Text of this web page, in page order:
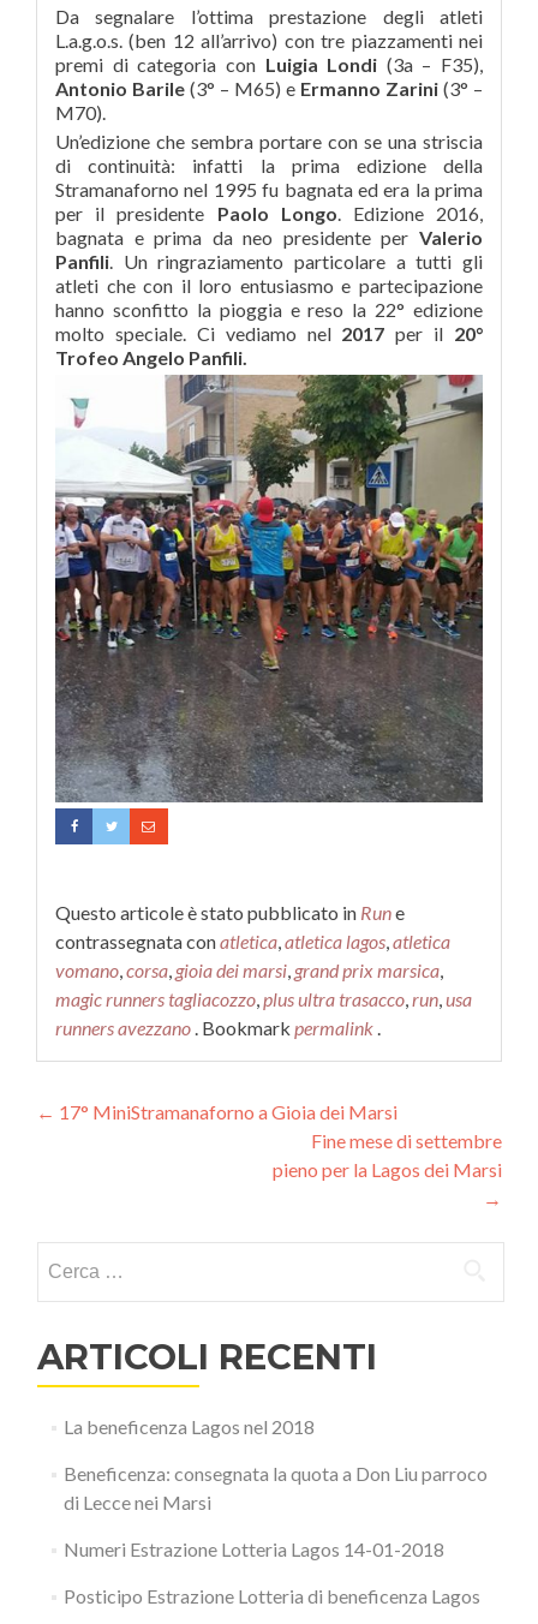
Da segnalare l’ottima prestazione degli atleti
L.a.g.o.s. (ben 12 all’arrivo) con tre piazzamenti nei
premi di categoria con Luigia Londi (3a – F35),
Antonio Barile (3° – M65) e Ermanno Zarini (3° –
M70).
Un’edizione che sembra portare con se una striscia
di continuità: infatti la prima edizione della
Stramanaforno nel 1995 fu bagnata ed era la prima
per il presidente Paolo Longo. Edizione 2016,
bagnata e prima da neo presidente per Valerio
Panfili. Un ringraziamento particolare a tutti gli
atleti che con il loro entusiasmo e partecipazione
hanno sconfitto la pioggia e reso la 22° edizione
molto speciale. Ci vediamo nel 2017 per il 20°
Trofeo Angelo Panfili.
Questo articole è stato pubblicato in Rune
contrassegnata conatletica,atletica lagos,atletica
vomano,corsa, gioia dei marsi, grand prix marsica,
magic runners tagliacozzo,plus ultra trasacco,run,usa
runners avezzano . Bookmark permalink .
Navigazione articolo
← 17° MiniStramanaforno a Gioia dei Marsi
Fine mese di settembre
pieno per la Lagos dei Marsi
→
ARTICOLI RECENTI
La beneficenza Lagos nel 2018
Beneficenza: consegnata la quota a Don Liu parroco
di Lecce nei Marsi
Numeri Estrazione Lotteria Lagos 14-01-2018
Posticipo Estrazione Lotteria di beneficenza Lagos